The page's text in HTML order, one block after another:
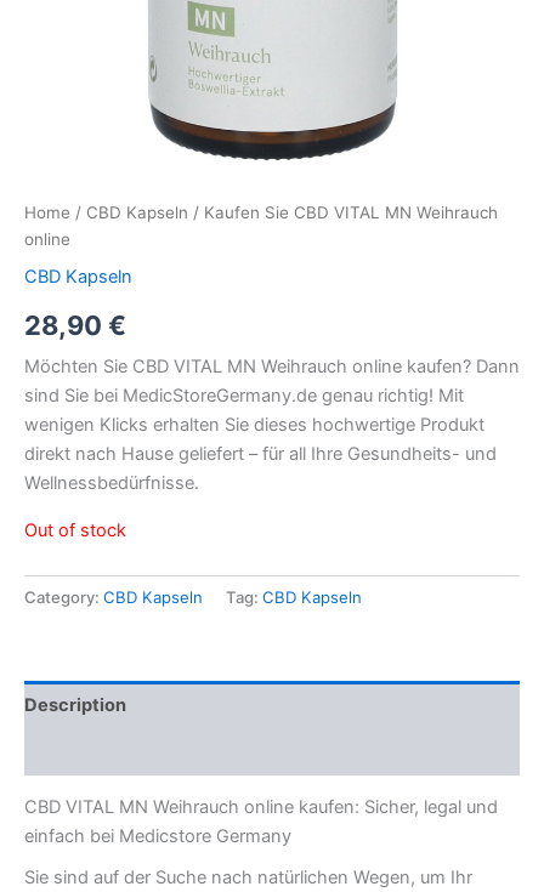
Home / CBD Kapseln / Kaufen Sie CBD VITAL MN Weihrauch
online
CBD Kapseln
28,90 €
Möchten Sie CBD VITAL MN Weihrauch online kaufen? Dann
sind Sie bei MedicStoreGermany.de genau richtig! Mit
wenigen Klicks erhalten Sie dieses hochwertige Produkt
direkt nach Hause geliefert – für all Ihre Gesundheits- und
Wellnessbedürfnisse.
Out of stock
Category: CBD Kapseln Tag: CBD Kapseln
Description
CBD VITAL MN Weihrauch online kaufen: Sicher, legal und
einfach bei Medicstore Germany
Sie sind auf der Suche nach natürlichen Wegen, um Ihr